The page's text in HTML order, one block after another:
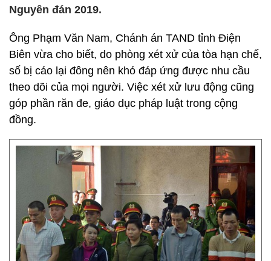
Nguyên đán 2019.
Ông Phạm Văn Nam, Chánh án TAND tỉnh Điện
Biên vừa cho biết, do phòng xét xử của tòa hạn chế,
số bị cáo lại đông nên khó đáp ứng được nhu cầu
theo dõi của mọi người. Việc xét xử lưu động cũng
góp phần răn đe, giáo dục pháp luật trong cộng
đồng.